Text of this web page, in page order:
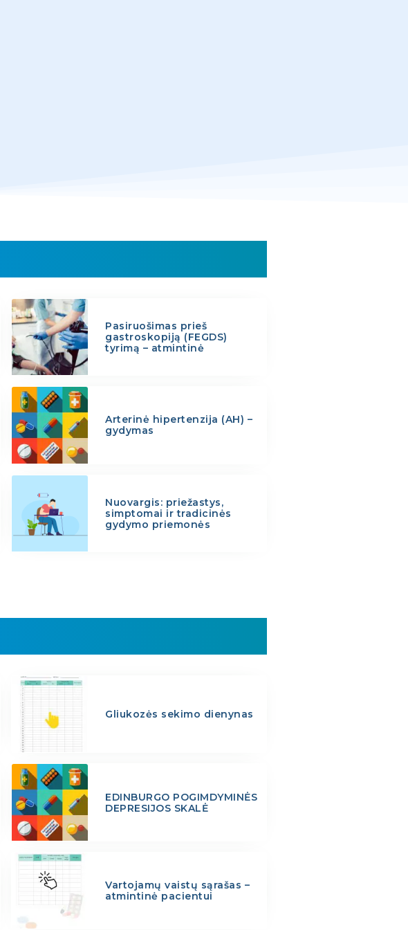
Pasiruošimas prieš
gastroskopiją (FEGDS)
tyrimą – atmintinė
Arterinė hipertenzija (AH) –
gydymas
Nuovargis: priežastys,
simptomai ir tradicinės
gydymo priemonės
Gliukozės sekimo dienynas
EDINBURGO POGIMDYMINĖS
DEPRESIJOS SKALĖ
Vartojamų vaistų sąrašas –
atmintinė pacientui